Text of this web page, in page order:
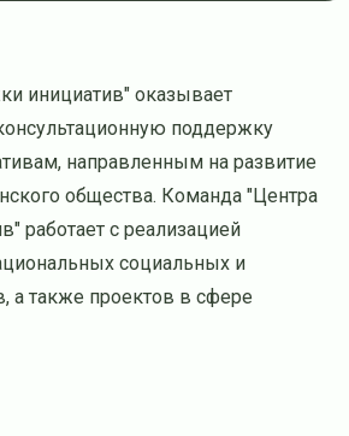
инициатив" оказывает
поддержку
направленным на развитие
общества. Команда "Центра
работает с реализацией
социальных и
а также проектов в сфере